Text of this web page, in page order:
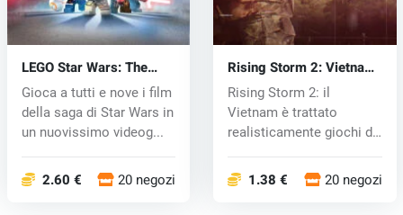
LEGO Star Wars: The
Skywalker Saga (PC) key
Gioca a tutti e nove i film
della saga di Star Wars in
un nuovissimo videog...
2.60 € 20 negozi
Rising Storm 2: Vietnam
(PC) CD key
Rising Storm 2: il
Vietnam è trattato
realisticamente giochi di
1.38 € 20 negozi